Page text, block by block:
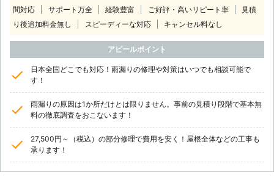
間対応
サポート万全 経験豊富 ご好評・高いリピート率
見積
り後追加料金無し
スピーディーな対応 キャンセル料なし
アピールポイント
日本全国どこでも対応！雨漏りの修理や対策はいつでも相談可能で
す！
雨漏りの原因は1か所だけとは限りません。事前の見積り段階で基本無
料の徹底調査をおこないます！
27,500円～（税込）の部分修理で費用を安く！屋根全体などの工事も
承ります！